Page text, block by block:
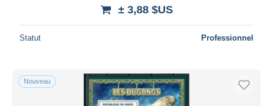
± 3,88 $US
Statut Professionnel
Nouveau